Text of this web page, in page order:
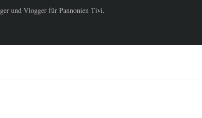
und Vlogger für Pannonien Tivi.